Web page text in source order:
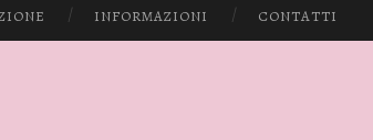
INFORMAZIONI CONTATTI